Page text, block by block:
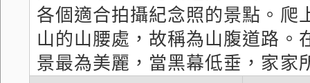
各個適合拍攝紀念照的景點。爬
山的山腰處，故稱為山腹道路。
景最為美麗，當黑幕低垂，家家